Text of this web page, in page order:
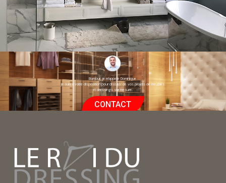
Bonjour, je m’appelle Dominique
Je suis à votre disposition pour discuter de vos projets de meubles
et dressings sur mesure.
CONTACT